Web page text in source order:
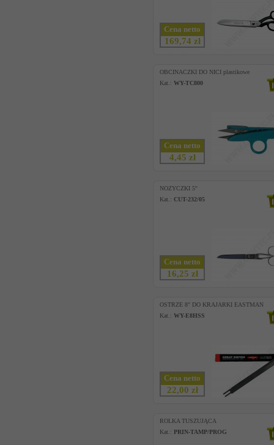
Cena netto
169,74 zł
OBCINACZKI DO NICI plastikowe
Kat.: WY-TC800
Cena netto
4,45 zł
NOZYCZKI 5''
Kat.: CUT-232/05
Cena netto
16,25 zł
OSTRZE 8" DO KRAJARKI EASTMAN
Kat.: WY-E8HSS
Cena netto
22,00 zł
ROLKA TUSZUJĄCA
Kat.: PRIN-TAMP/PROG